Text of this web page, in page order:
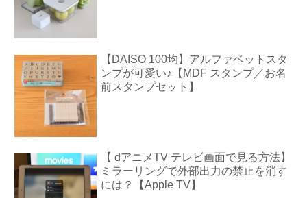
【DAISO 100均】アルファベットスタ
ンプが可愛い♪【MDF スタンプ／お名
前スタンプセット】
【 dアニメTV テレビ画面で見る方法】
ミラーリングで外部出力の禁止を消す
には？【Apple TV】